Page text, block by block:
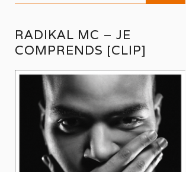
RADIKAL MC – JE
COMPRENDS [CLIP]